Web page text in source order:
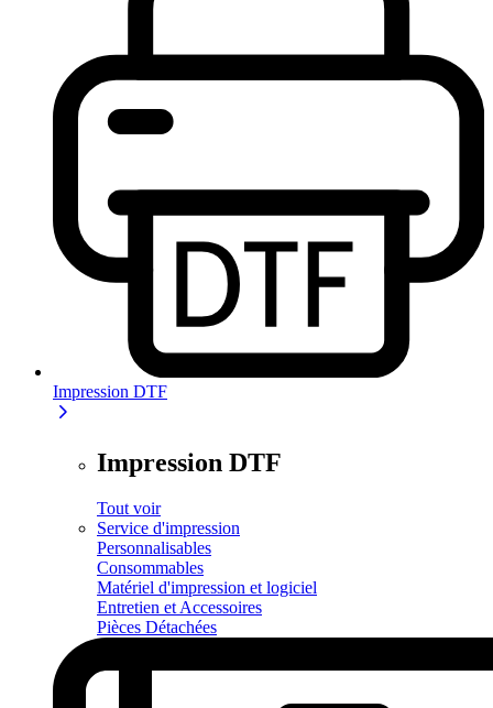
Impression DTF
Impression DTF
Tout voir
Service d'impression
Personnalisables
Consommables
Matériel d'impression et logiciel
Entretien et Accessoires
Pièces Détachées